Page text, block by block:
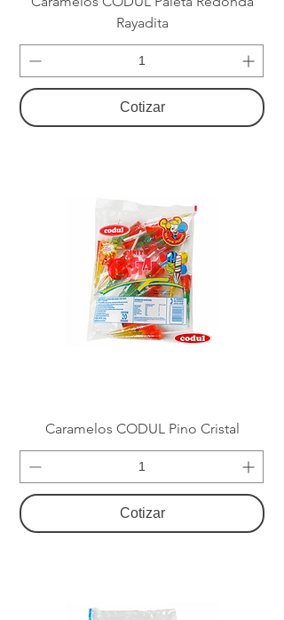
Rayadita
Cotizar
Caramelos CODUL Pino Cristal
Cotizar